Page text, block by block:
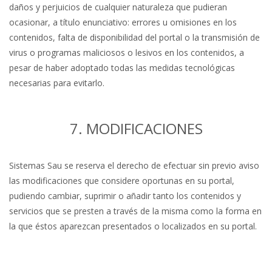
daños y perjuicios de cualquier naturaleza que pudieran
ocasionar, a título enunciativo: errores u omisiones en los
contenidos, falta de disponibilidad del portal o la transmisión de
virus o programas maliciosos o lesivos en los contenidos, a
pesar de haber adoptado todas las medidas tecnológicas
necesarias para evitarlo.
7. MODIFICACIONES
Sistemas Sau se reserva el derecho de efectuar sin previo aviso
las modificaciones que considere oportunas en su portal,
pudiendo cambiar, suprimir o añadir tanto los contenidos y
servicios que se presten a través de la misma como la forma en
la que éstos aparezcan presentados o localizados en su portal.